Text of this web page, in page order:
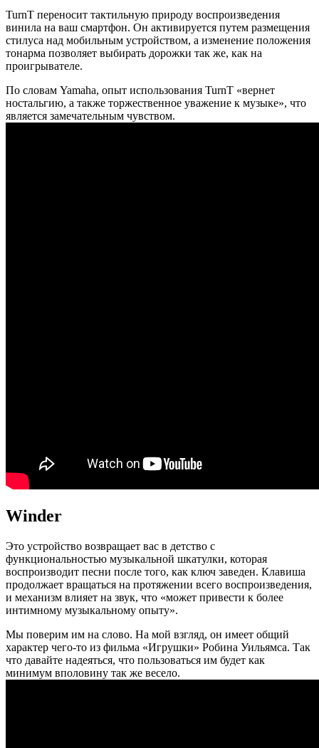
TurnT переносит тактильную природу воспроизведения
винила на ваш смартфон. Он активируется путем размещения
стилуса над мобильным устройством, а изменение положения
тонарма позволяет выбирать дорожки так же, как на
проигрывателе.
По словам Yamaha, опыт использования TurnT «вернет
ностальгию, а также торжественное уважение к музыке», что
является замечательным чувством.
Winder
Это устройство возвращает вас в детство с
функциональностью музыкальной шкатулки, которая
воспроизводит песни после того, как ключ заведен. Клавиша
продолжает вращаться на протяжении всего воспроизведения,
и механизм влияет на звук, что «может привести к более
интимному музыкальному опыту».
Мы поверим им на слово. На мой взгляд, он имеет общий
характер чего-то из фильма «Игрушки» Робина Уильямса. Так
что давайте надеяться, что пользоваться им будет как
минимум вполовину так же весело.